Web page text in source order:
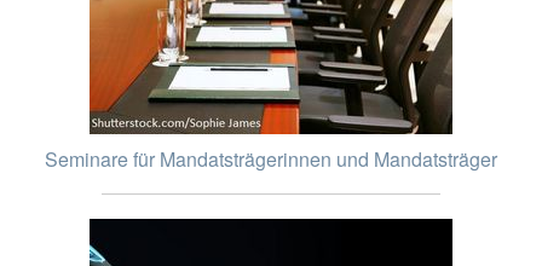
Seminare für Mandatsträgerinnen und Mandatsträger